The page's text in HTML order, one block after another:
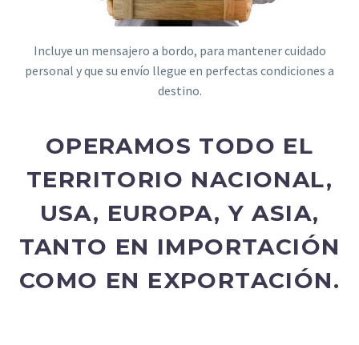
Incluye un mensajero a bordo, para mantener cuidado
personal y que su envío llegue en perfectas condiciones a
destino.
OPERAMOS TODO EL
TERRITORIO NACIONAL,
USA, EUROPA, Y ASIA,
TANTO EN IMPORTACIÓN
COMO EN EXPORTACIÓN.